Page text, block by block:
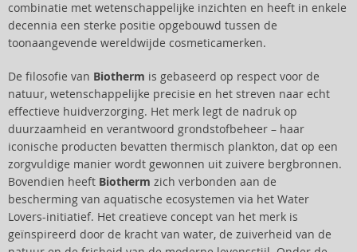
combinatie met wetenschappelijke inzichten en heeft in enkele
decennia een sterke positie opgebouwd tussen de
toonaangevende wereldwijde cosmeticamerken.
De filosofie van Biotherm is gebaseerd op respect voor de
natuur, wetenschappelijke precisie en het streven naar echt
effectieve huidverzorging. Het merk legt de nadruk op
duurzaamheid en verantwoord grondstofbeheer – haar
iconische producten bevatten thermisch plankton, dat op een
zorgvuldige manier wordt gewonnen uit zuivere bergbronnen.
Bovendien heeft Biotherm zich verbonden aan de
bescherming van aquatische ecosystemen via het Water
Lovers-initiatief. Het creatieve concept van het merk is
geïnspireerd door de kracht van water, de zuiverheid van de